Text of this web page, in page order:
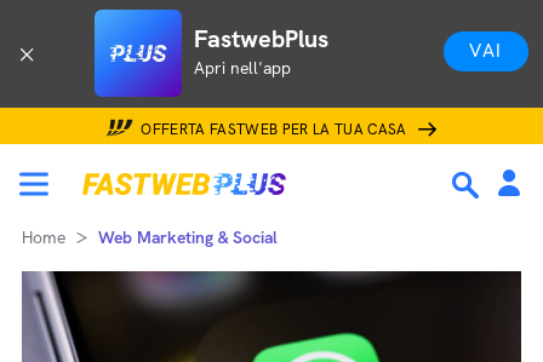
FastwebPlus
Apri nell'app
VAI
OFFERTA FASTWEB PER LA TUA CASA
Home Web Marketing & Social